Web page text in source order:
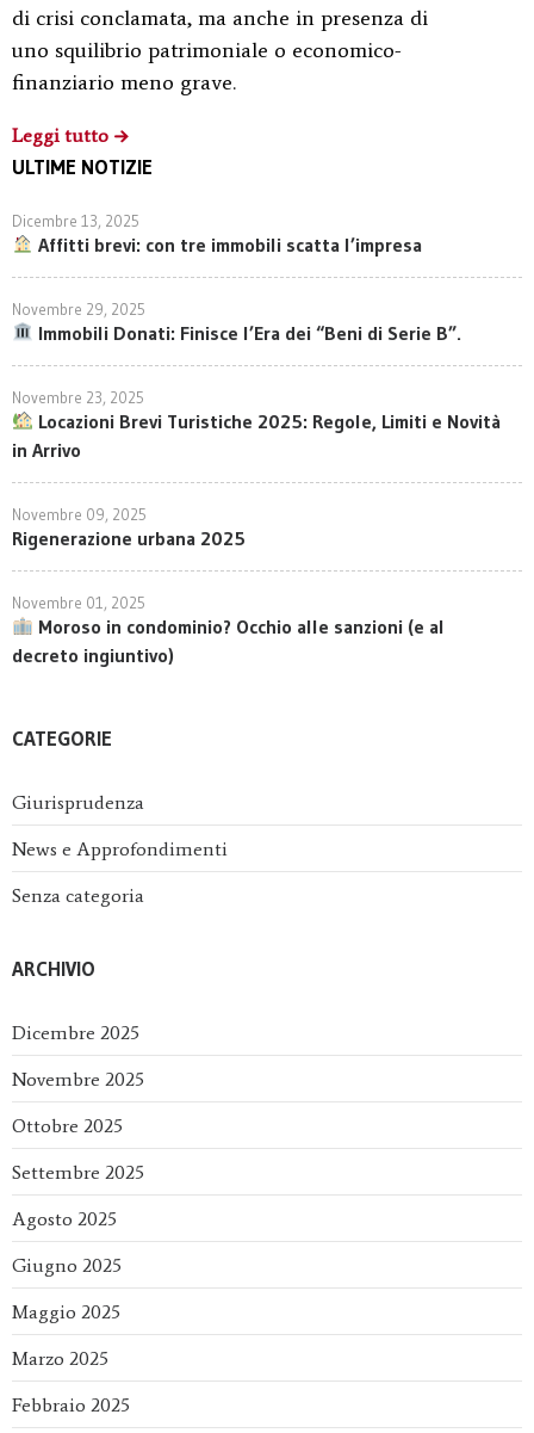
di crisi conclamata, ma anche in presenza di
uno squilibrio patrimoniale o economico-
finanziario meno grave.
Leggi tutto
ULTIME NOTIZIE
Dicembre 13, 2025
Affitti brevi: con tre immobili scatta l’impresa
Novembre 29, 2025
Immobili Donati: Finisce l’Era dei “Beni di Serie B”.
Novembre 23, 2025
Locazioni Brevi Turistiche 2025: Regole, Limiti e Novità
in Arrivo
Novembre 09, 2025
Rigenerazione urbana 2025
Novembre 01, 2025
Moroso in condominio? Occhio alle sanzioni (e al
decreto ingiuntivo)
CATEGORIE
Giurisprudenza
News e Approfondimenti
Senza categoria
ARCHIVIO
Dicembre 2025
Novembre 2025
Ottobre 2025
Settembre 2025
Agosto 2025
Giugno 2025
Maggio 2025
Marzo 2025
Febbraio 2025